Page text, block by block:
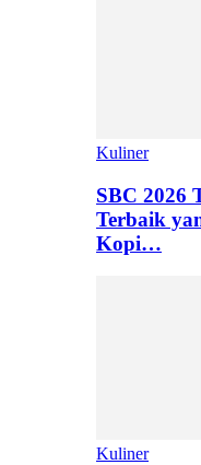
Kuliner
SBC 2026
Terbaik
Kopi…
Kuliner